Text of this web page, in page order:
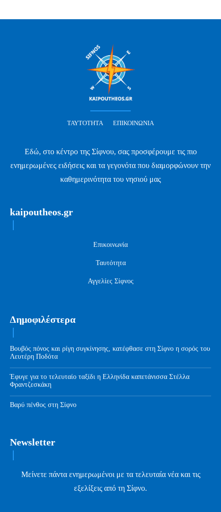
ΤΑΥΤΌΤΗΤΑ ΕΠΙΚΟΙΝΩΝΊΑ
Εδώ, στο κέντρο της Σίφνου, σας προσφέρουμε τις πιο
ενημερωμένες ειδήσεις και τα γεγονότα που διαμορφώνουν την
καθημερινότητα του νησιού μας
kaipoutheos.gr
Επικοινωνία
Ταυτότητα
Αγγελίες Σίφνος
Δημοφιλέστερα
Βουβός πόνος και ρίγη συγκίνησης, κατέφθασε στη Σίφνο η σορός του
Λευτέρη Ποδότα
Έφυγε για το τελευταίο ταξίδι η Ελληνίδα καπετάνισσα Στέλλα
Φραντζεσκάκη
Βαρύ πένθος στη Σίφνο
Newsletter
Μείνετε πάντα ενημερωμένοι με τα τελευταία νέα και τις
εξελίξεις από τη Σίφνο.